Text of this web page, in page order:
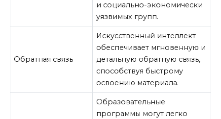
и социально-экономически
уязвимых групп.
Обратная связь
Искусственный интеллект
обеспечивает мгновенную и
детальную обратную связь,
способствуя быстрому
освоению материала.
Образовательные
программы могут легко